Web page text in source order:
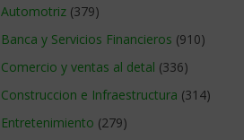
Automotriz (379)
Banca y Servicios Financieros (910)
Comercio y ventas al detal (336)
Construccion e Infraestructura (314)
Entretenimiento (279)